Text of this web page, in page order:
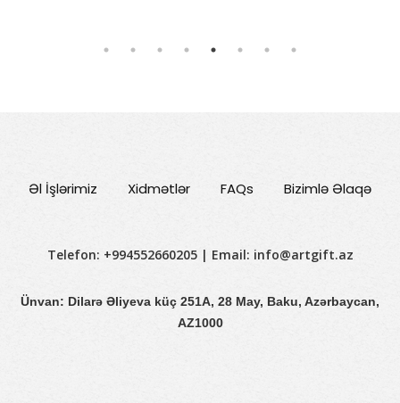
Əl İşlərimiz Xidmətlər FAQs Bizimlə Əlaqə
Telefon: +994552660205 | Email: info@artgift.az
Ünvan: Dilarə Əliyeva küç 251A, 28 May, Baku, Azərbaycan,
AZ1000